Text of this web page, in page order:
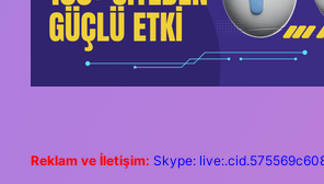
Reklam ve İletişim: Skype: